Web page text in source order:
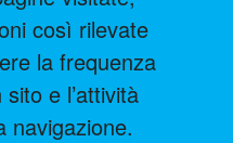
così rilevate
la frequenza
e l’attività
navigazione.